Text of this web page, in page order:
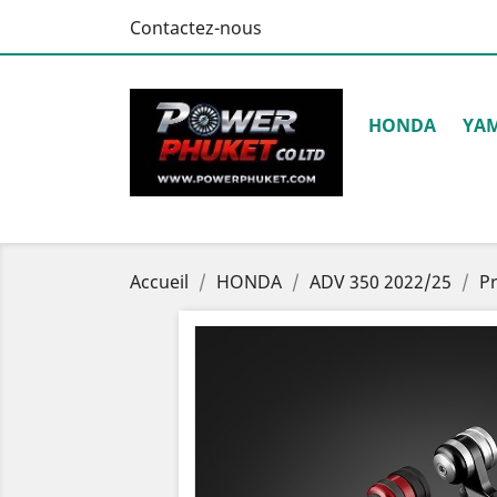
Contactez-nous
HONDA
Accueil HONDA ADV 350 2022/25